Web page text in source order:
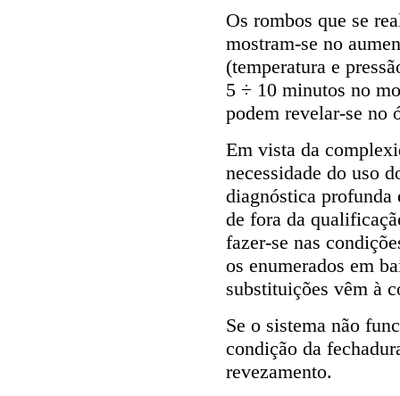
Os rombos que se
mostram-se no
(temperatura e
5 ÷ 10 minutos no
podem revelar-se no
Em vista da
necessidade do uso
diagnóstica profunda
de fora da
fazer-se nas
os enumerados em
substituições vêm à
Se o sistema não
condição da
revezamento.